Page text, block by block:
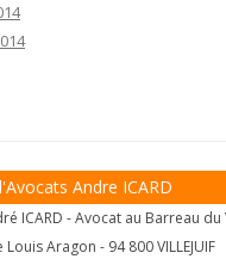
Andre ICARD
ICARD - Avocat au Barreau du
Louis Aragon - 94 800 VILLEJUIF